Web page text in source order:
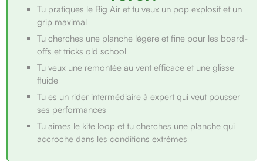
Tu pratiques le Big Air et tu veux un pop explosif et un
grip maximal
Tu cherches une planche légère et fine pour les board-
offs et tricks old school
Tu veux une remontée au vent efficace et une glisse
fluide
Tu es un rider intermédiaire à expert qui veut pousser
ses performances
Tu aimes le kite loop et tu cherches une planche qui
accroche dans les conditions extrêmes